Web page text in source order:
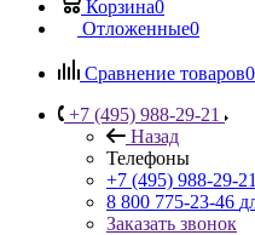
Корзина0
Отложенные0
Сравнение товаров0
+7 (495) 988-29-21
Назад
Телефоны
+7 (495) 988-29-21
8 800 775-23-46
Заказать звонок